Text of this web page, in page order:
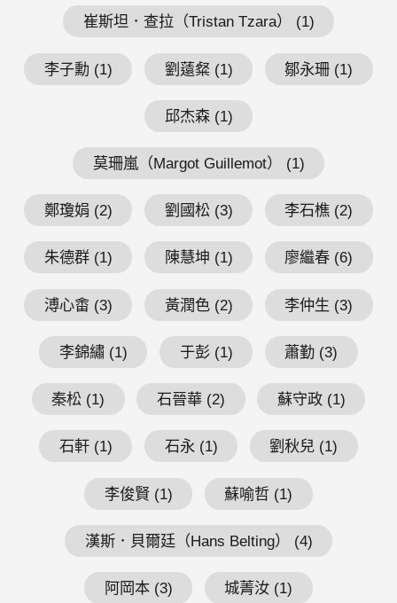
崔斯坦．查拉（Tristan Tzara） (1)
李子勳 (1) 劉薳粲 (1) 鄒永珊 (1)
邱杰森 (1)
莫珊嵐（Margot Guillemot） (1)
鄭瓊娟 (2) 劉國松 (3) 李石樵 (2)
朱德群 (1) 陳慧坤 (1) 廖繼春 (6)
溥心畬 (3) 黃潤色 (2) 李仲生 (3)
李錦繡 (1) 于彭 (1) 蕭勤 (3)
秦松 (1) 石晉華 (2) 蘇守政 (1)
石軒 (1) 石永 (1) 劉秋兒 (1)
李俊賢 (1) 蘇喻哲 (1)
漢斯．貝爾廷（Hans Belting） (4)
阿岡本 (3) 城菁汝 (1)